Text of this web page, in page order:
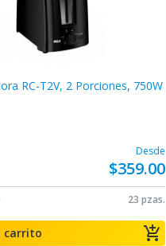
RC-T2V, 2 Porciones, 750W
Desde
$359.00
23 pzas.
add_shopping_cart
carrito